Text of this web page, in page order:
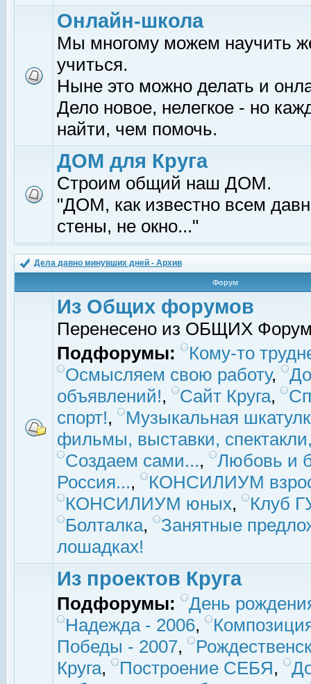
Онлайн-школа
Мы многому можем научить
учиться.
Ныне это можно делать и
Дело новое, нелегкое - но
найти, чем помочь.
ДОМ для Круга
Строим общий наш ДОМ.
"ДОМ, как известно всем
стены, не окно..."
Дела давно минувших дней - Архив
Форум
Из Общих форумов
Перенесено из ОБЩИХ
Подфорумы:
Кому-то
Осмысляем свою работу,
объявлений!, Сайт Круга,
спорт!,
Музыкальная
фильмы, выставки,
Создаем сами...,
Любовь и
Россия...,
КОНСИЛИУМ
КОНСИЛИУМ юных,
Клуб
Болталка,
Занятные
лошадках!
Из проектов Круга
Подфорумы:
День
Надежда - 2006,
Победы - 2007,
Круга, Построение СЕБЯ,